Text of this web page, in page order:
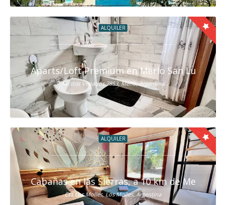
ALQUILER
Aparts/Loft Premium en Merlo San Luis
Av. dos Venados 2853, Merlo, Argentina
ALQUILER
Cabañas en las Sierras, a 10 km de Merlo
Cta Los Molles, Los Molles, Argentina